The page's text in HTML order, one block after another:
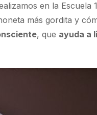
en la
más gordita y
, que ayuda a